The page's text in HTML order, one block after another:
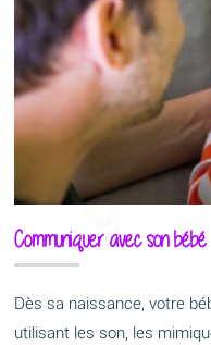
Communiquer avec son bébé
Dès sa naissance, votre
utilisant les son, les